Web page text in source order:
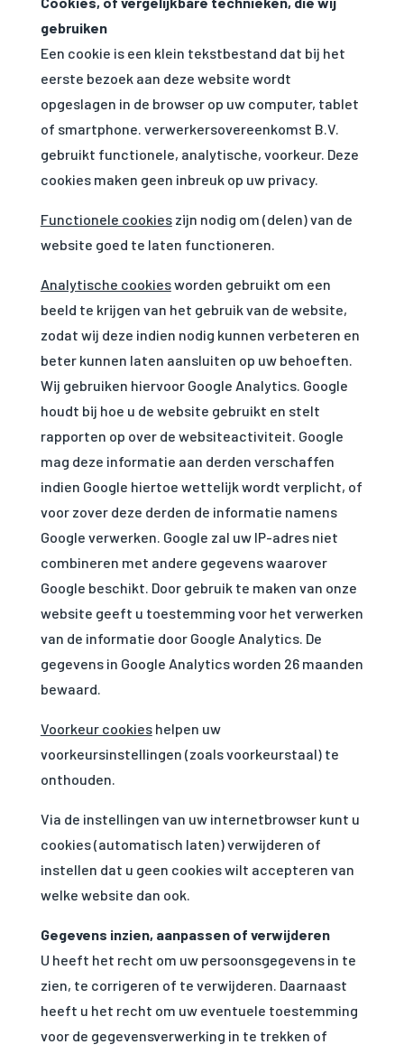
gebruiken
Een cookie is een klein tekstbestand dat bij het
eerste bezoek aan deze website wordt
opgeslagen in de browser op uw computer, tablet
of smartphone. verwerkersovereenkomst B.V.
gebruikt functionele, analytische, voorkeur. Deze
cookies maken geen inbreuk op uw privacy.
Functionele cookieszijn nodig om (delen) van de
website goed te laten functioneren.
Analytische cookiesworden gebruikt om een
beeld te krijgen van het gebruik van de website,
zodat wij deze indien nodig kunnen verbeteren en
beter kunnen laten aansluiten op uw behoeften.
Wij gebruiken hiervoor Google Analytics. Google
houdt bij hoe u de website gebruikt en stelt
rapporten op over de websiteactiviteit. Google
mag deze informatie aan derden verschaffen
indien Google hiertoe wettelijk wordt verplicht, of
voor zover deze derden de informatie namens
Google verwerken. Google zal uw IP-adres niet
combineren met andere gegevens waarover
Google beschikt. Door gebruik te maken van onze
website geeft u toestemming voor het verwerken
van de informatie door Google Analytics. De
gegevens in Google Analytics worden 26 maanden
bewaard.
Voorkeur cookieshelpen uw
voorkeursinstellingen (zoals voorkeurstaal) te
onthouden.
Via de instellingen van uw internetbrowser kunt u
cookies (automatisch laten) verwijderen of
instellen dat u geen cookies wilt accepteren van
welke website dan ook.
Gegevens inzien, aanpassen of verwijderen
U heeft het recht om uw persoonsgegevens in te
zien, te corrigeren of te verwijderen. Daarnaast
heeft u het recht om uw eventuele toestemming
voor de gegevensverwerking in te trekken of